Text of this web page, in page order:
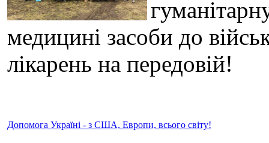
медицині засоби до
лікарень на передовій!
Допомога Україні - з США, Европи, всього світу!